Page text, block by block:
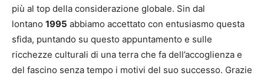
più al top della considerazione globale. Sin dal
lontano 1995 abbiamo accettato con entusiasmo questa
sfida, puntando su questo appuntamento e sulle
ricchezze culturali di una terra che fa dell’accoglienza e
del fascino senza tempo i motivi del suo successo. Grazie